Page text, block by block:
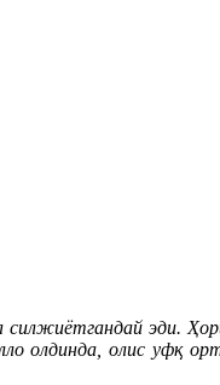
эди.
олдинда, олис уфқ